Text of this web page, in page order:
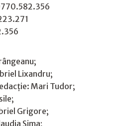
Lixandru;
Mari Tudor;
Grigore;
Sima;